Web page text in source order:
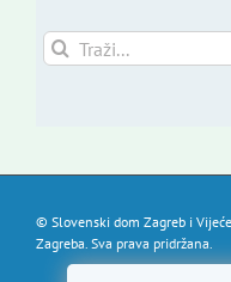
Traži...
© Slovenski dom Zagreb i
Zagreba. Sva prava pridržana.